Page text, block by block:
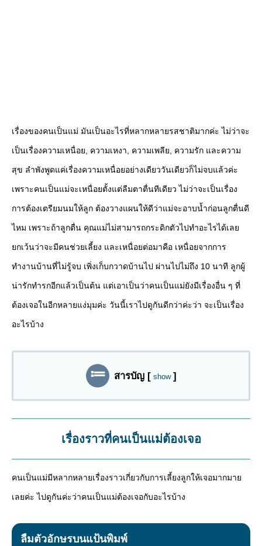
เรื่องของคนเป็นแม่ มันเป็นอะไรที่หลากหลายรสชาติมากค่ะ ไม่ว่าจะ
เป็นเรื่องความเหนื่อย, ความเหงา, ความเพลีย, ความรัก และความ
สุข ลำพังพูดแค่เรื่องความเหนื่อยอย่างเดียววันเดียวก็ไม่จบแล้วค่ะ
เพราะคนเป็นแม่จะเหนื่อยตั้งแต่ลืมตาตื่นทีเดียว ไม่ว่าจะเป็นเรื่อง
การต้องเตรียมนมให้ลูก ต้องวางแผนให้ดีว่าแม่จะอาบน้ำก่อนลูกตื่นดี
ไหม เพราะถ้าลูกตื่น คุณแม่ไม่สามารถกระดิกตัวไปทำอะไรได้เลย
ยกเว้นว่าจะมีคนช่วยเลี้ยง และเหนื่อยต่อมาคือ เหนื่อยจากการ
ทำงานบ้านที่ไม่รู้จบ เพิ่งเก็บกวาดบ้านไป ผ่านไปไม่ถึง 10 นาที ลูกผู้
น่ารักทำรกอีกแล้วเป็นต้น แต่เอาเป็นว่าคนเป็นแม่ยังมีเรื่องอื่น ๆ ที่
ต้องเจอในอีกหลายแง่มุมค่ะ วันนี้เราไปดูกันดีกว่าค่ะว่า จะเป็นเรื่อง
อะไรบ้าง
สารบัญ [ show ]
เรื่องราวที่คนเป็นแม่ต้องเจอ
คนเป็นแม่มีหลากหลายเรื่องราวเกี่ยวกับการเลี้ยงลูกให้เจอมากมาย
เลยค่ะ ไปดูกันค่ะว่าคนเป็นแม่ต้องเจอกับอะไรบ้าง
ลืมตัวอักษรบนแป้นพิมพ์